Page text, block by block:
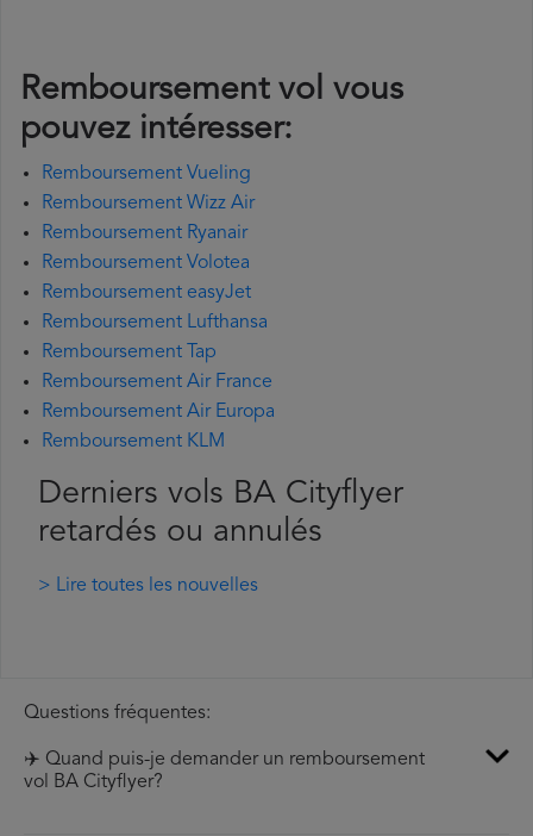
Remboursement vol vous
pouvez intéresser:
Remboursement Vueling
Remboursement Wizz Air
Remboursement Ryanair
Remboursement Volotea
Remboursement easyJet
Remboursement Lufthansa
Remboursement Tap
Remboursement Air France
Remboursement Air Europa
Remboursement KLM
Derniers vols BA Cityflyer
retardés ou annulés
> Lire toutes les nouvelles
Questions fréquentes:
✈️ Quand puis-je demander un remboursement
vol BA Cityflyer?